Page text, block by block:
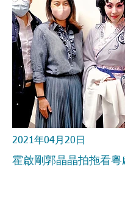
2021年04月20日
霍啟剛郭晶晶拍拖看粵